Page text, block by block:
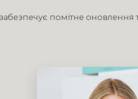
помітне оновлення